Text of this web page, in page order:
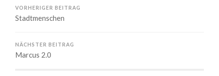
VORHERIGER BEITRAG
Stadtmenschen
NÄCHSTER BEITRAG
Marcus 2.0